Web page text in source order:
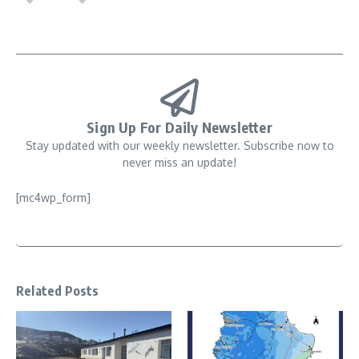
Sign Up For Daily Newsletter
Stay updated with our weekly newsletter. Subscribe now to
never miss an update!
[mc4wp_form]
Related Posts